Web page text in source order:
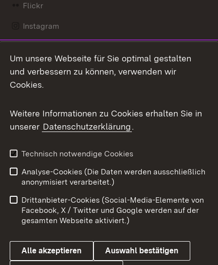
Flickr
Instagram
Mastodon
Messenger
Social Wall
X / Twitter
Youtube
Benutzungshinweise
Barrierefreiheit
Datenschutz
Cookies
Um unsere Webseite für Sie optimal gestalten
und verbessern zu können, verwenden wir
Cookies.
Weitere Informationen zu Cookies erhalten Sie in
unserer Datenschutzerklärung.
Technisch notwendige Cookies
Analyse-Cookies (Die Daten werden ausschließlich
anonymisiert verarbeitet.)
Drittanbieter-Cookies (Social-Media-Elemente von
Facebook, X / Twitter und Google werden auf der
gesamten Webseite aktiviert.)
Alle akzeptieren Auswahl bestätigen